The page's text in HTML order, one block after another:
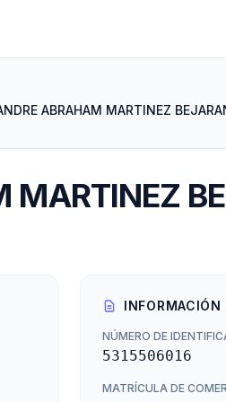
ABRAHAM MARTINEZ
MARTINEZ
INFORMACIÓN
NÚMERO DE
5315506016
MATRÍCULA DE